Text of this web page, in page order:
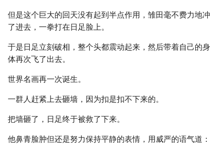
但是这个巨大的回天没有起到半点作用，雏田毫不费力地冲
了进去，一拳打在日足脸上。
于是日足立刻破相，整个头都震动起来，然后带着自己的身
体再次飞了出去。
世界名画再一次诞生。
一群人赶紧上去砸墙，因为扣是扣不下来的。
把墙砸了，日足终于被救了下来。
他鼻青脸肿但还是努力保持平静的表情，用威严的语气道：